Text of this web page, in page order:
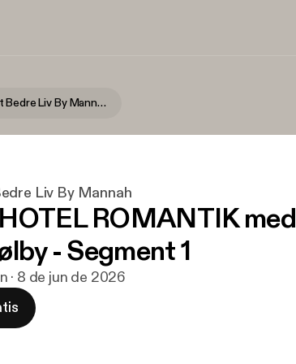
Lyden Af Et Bedre Liv By Mannah
Liv By Mannah
ROMANTIK med
- Segment 1
· 8 de jun de 2026